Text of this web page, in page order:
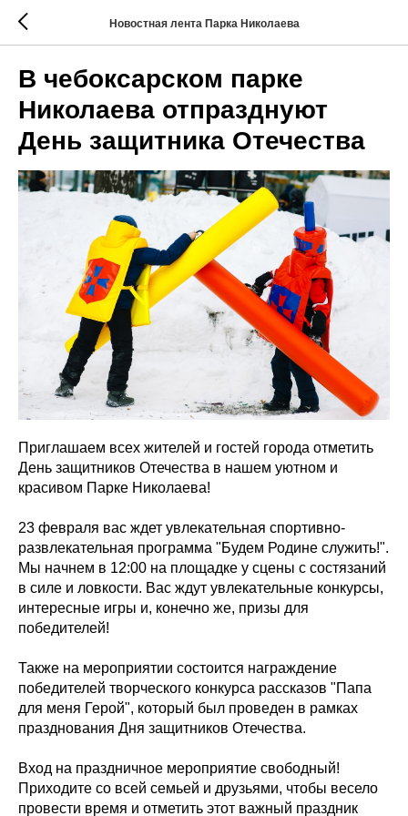
Новостная лента Парка Николаева
В чебоксарском парке
Николаева отпразднуют
День защитника Отечества
Приглашаем всех жителей и гостей города отметить
День защитников Отечества в нашем уютном и
красивом Парке Николаева!
23 февраля вас ждет увлекательная спортивно-
развлекательная программа "Будем Родине служить!".
Мы начнем в 12:00 на площадке у сцены с состязаний
в силе и ловкости. Вас ждут увлекательные конкурсы,
интересные игры и, конечно же, призы для
победителей!
Также на мероприятии состоится награждение
победителей творческого конкурса рассказов "Папа
для меня Герой", который был проведен в рамках
празднования Дня защитников Отечества.
Вход на праздничное мероприятие свободный!
Приходите со всей семьей и друзьями, чтобы весело
провести время и отметить этот важный праздник